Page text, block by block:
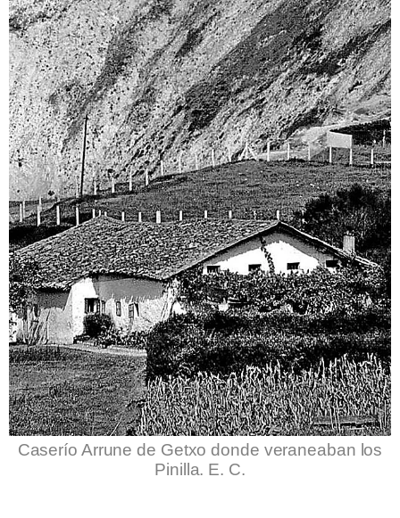
Caserío Arrune de Getxo donde veraneaban los
Pinilla. E. C.